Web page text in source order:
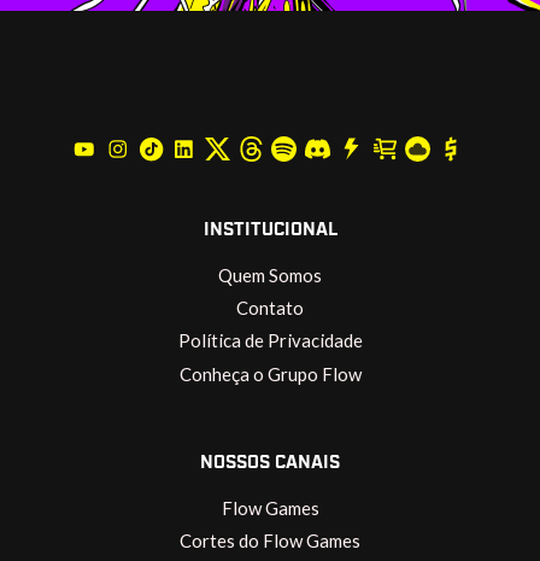
INSTITUCIONAL
Quem Somos
Contato
Política de Privacidade
Conheça o Grupo Flow
NOSSOS CANAIS
Flow Games
Cortes do Flow Games